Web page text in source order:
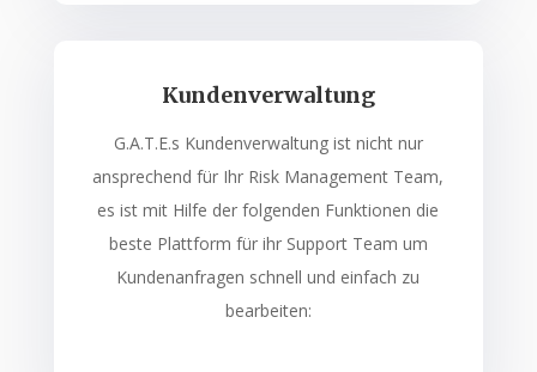
Kundenverwaltung
G.A.T.E.s Kundenverwaltung ist nicht nur
ansprechend für Ihr Risk Management Team,
es ist mit Hilfe der folgenden Funktionen die
beste Plattform für ihr Support Team um
Kundenanfragen schnell und einfach zu
bearbeiten: